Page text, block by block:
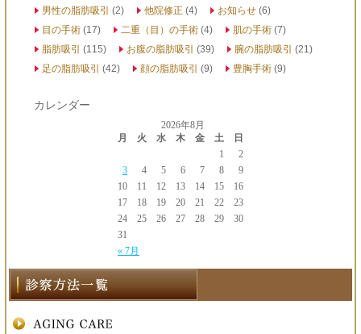
男性の脂肪吸引
(2) 他院修正 (4) お知らせ (6)
目の手術 (17) 二重（目）の手術 (4) 肌の手術 (7)
脂肪吸引
(115) お腹の脂肪吸引 (39) 腕の脂肪吸引
(21)
足の脂肪吸引
(42) 顔の脂肪吸引 (9) 豊胸手術 (9)
カレンダー
2026年8月
月
火 水 木 金 土 日
« 7月
1
2
3
4 5 6 7 8
9
10
11 12 13 14 15
16
17
18 19 20 21 22
23
24
25 26 27 28 29
30
31